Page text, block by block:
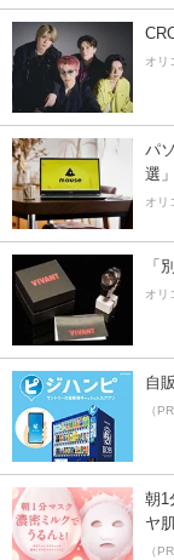
オリ
パ
選」
オリ
「
オリ
自
（
朝1
ヤ
（